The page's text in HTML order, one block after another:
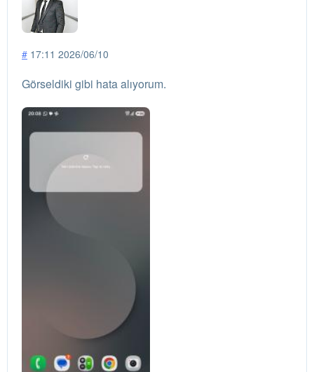
# 17:11 2026/06/10
Görseldiki gibi hata alıyorum.